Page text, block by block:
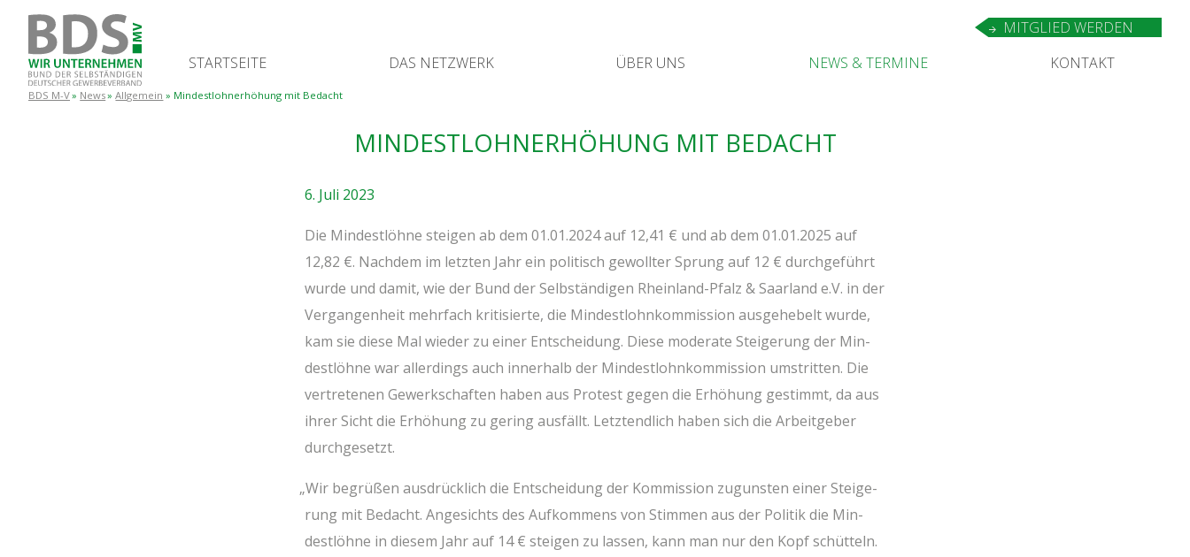
START­SEI­TE DAS NETZ­WERK ÜBER UNS NEWS &TERMINE KON­TAKT
MIT­GLIED WERDEN
BDS M-V News Allgemein Min­dest­lohn­er­hö­hung mit Bedacht
MIN­DEST­LOHN­ER­HÖ­HUNG MIT BEDACHT
6. Juli 2023
Die Min­dest­löh­ne stei­gen ab dem 01.01.2024 auf 12,41 € und ab dem 01.01.2025 auf
12,82 €. Nach­dem im letz­ten Jahr ein poli­tisch gewoll­ter Sprung auf 12 € durch­ge­führt
wur­de und damit, wie der Bund der Selb­stän­di­gen Rhein­land-Pfalz &Saar­land e.V. in der
Ver­gan­gen­heit mehr­fach kri­ti­sier­te, die Min­dest­lohn­kom­mis­si­on aus­ge­he­belt wur­de,
kam sie die­se Mal wie­der zu einer Ent­schei­dung. Die­se mode­ra­te Stei­ge­rung der Min­
dest­löh­ne war aller­dings auch inner­halb der Min­dest­lohn­kom­mis­si­on umstrit­ten. Die
ver­tre­te­nen Gewerk­schaf­ten haben aus Pro­test gegen die Erhö­hung gestimmt, da aus
ihrer Sicht die Erhö­hung zu gering aus­fällt. Letzt­end­lich haben sich die Arbeit­ge­ber
durchgesetzt.
„Wir begrü­ßen aus­drück­lich die Ent­schei­dung der Kom­mis­si­on zuguns­ten einer Stei­ge­
rung mit Bedacht. Ange­sichts des Auf­kom­mens von Stim­men aus der Poli­tik die Min­
dest­löh­ne in die­sem Jahr auf 14 € stei­gen zu las­sen, kann man nur den Kopf schüt­teln.